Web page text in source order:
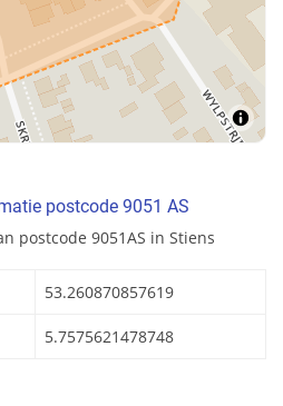
postcode 9051 AS
postcode 9051AS in Stiens
53.260870857619
5.7575621478748